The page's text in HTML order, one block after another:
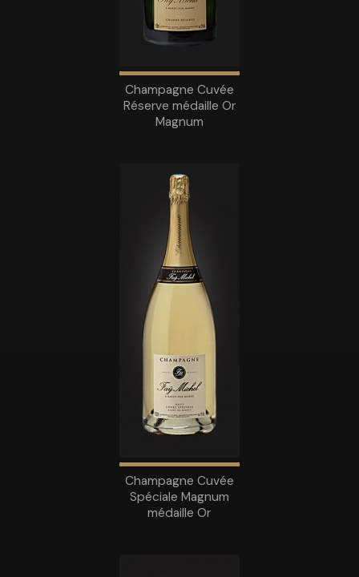
Champagne Cuvée
Réserve médaille Or
Magnum
Champagne Cuvée
Spéciale Magnum
médaille Or